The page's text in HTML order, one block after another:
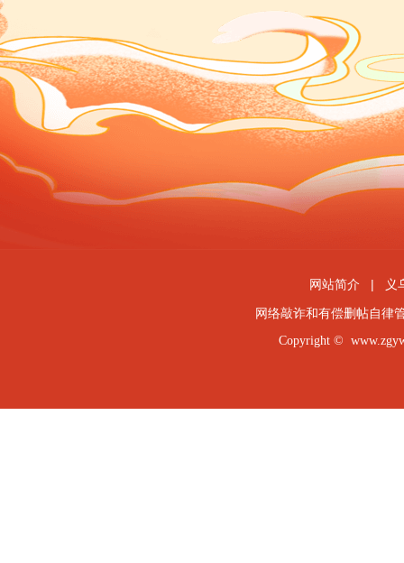
网站简介 | 义
网络敲诈和有偿删帖自律
Copyright ©